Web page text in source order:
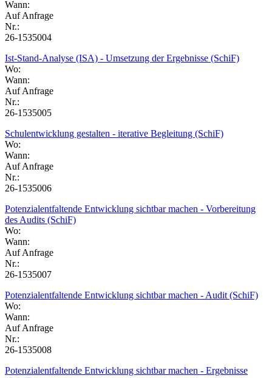
Wann:
Auf Anfrage
Nr.:
26-1535004
Ist-Stand-Analyse (ISA) - Umsetzung der Ergebnisse (SchiF)
Wo:
Wann:
Auf Anfrage
Nr.:
26-1535005
Schulentwicklung gestalten - iterative Begleitung (SchiF)
Wo:
Wann:
Auf Anfrage
Nr.:
26-1535006
Potenzialentfaltende Entwicklung sichtbar machen - Vorbereitung
des Audits (SchiF)
Wo:
Wann:
Auf Anfrage
Nr.:
26-1535007
Potenzialentfaltende Entwicklung sichtbar machen - Audit (SchiF)
Wo:
Wann:
Auf Anfrage
Nr.:
26-1535008
Potenzialentfaltende Entwicklung sichtbar machen - Ergebnisse